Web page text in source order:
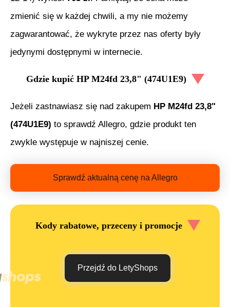
zmienić się w każdej chwili, a my nie możemy
zagwarantować, że wykryte przez nas oferty były
jedynymi dostępnymi w internecie.
Gdzie kupić HP M24fd 23,8" (474U1E9)
Jeżeli zastnawiasz się nad zakupem HP M24fd 23,8"
(474U1E9) to sprawdź Allegro, gdzie produkt ten
zwykle występuje w najniszej cenie.
Sprawdź aktualną cenę na Allegro
Kody rabatowe, przeceny i promocje
Przejdź do LetyShops